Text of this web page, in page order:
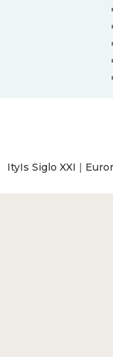
ItyIs Siglo XXI |